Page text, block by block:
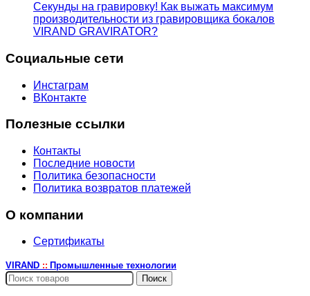
Секунды на гравировку! Как выжать максимум
производительности из гравировщика бокалов
VIRAND GRAVIRATOR?
Социальные сети
Инстаграм
ВКонтакте
Полезные ссылки
Контакты
Последние новости
Политика безопасности
Политика возвратов платежей
О компании
Сертификаты
VIRAND :: Промышленные технологии
Поиск